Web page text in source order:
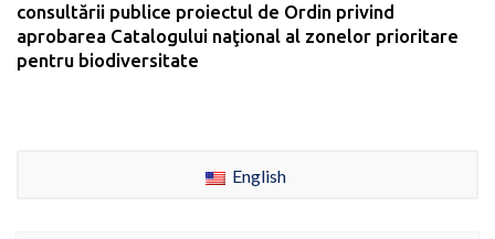
consultării publice proiectul de Ordin privind
aprobarea Catalogului naţional al zonelor prioritare
pentru biodiversitate
English